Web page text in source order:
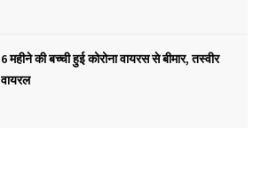
6 महीने की बच्ची हुई कोरोना वायरस से बीमार, तस्वीर
वायरल